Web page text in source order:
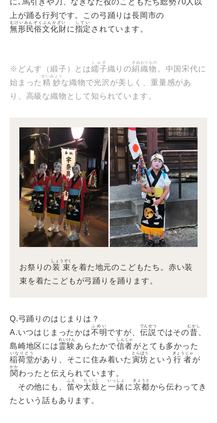
に､馬引きや刀、なぎなた役のこどもたち総勢70人以
上が踊る行列です。この弓踊りは長岡市の
無形民俗文化財
むけいみんぞくぶんかざい
に指定
してい
されています。
※どんす（緞子）とは繻子
しゅす
織りの絹織物
きぬおりもの
。中国宋代に
始まった 精妙
せいみょう
な織物で光沢が美しく、重量感があ
り、高級な織物として知られています。
お祭りの装束
しょうぞく
を着た地元のこどもたち。赤い装
束を着たこどもが弓踊りを踊ります。
Q.弓踊りのはじまりは？
A.いつはじまったかは不明
ふめい
ですが、 伝説
でんせつ
ではその昔
むかし
島崎地区には霊験
れいけん
あらたかで信者
しんじゃ
がとても多かった
稲荷堂
いなりどう
があり、そこに住み着いた 寅坊
とらぼう
という 行者
ぎょうじゃ
が
関
かか
わったと伝えられています。
その他にも、 笛
ふえ
や太鼓
たいこ
と 一緒
いっしょ
に京都
きょうと
から伝わってき
たという話もあります。